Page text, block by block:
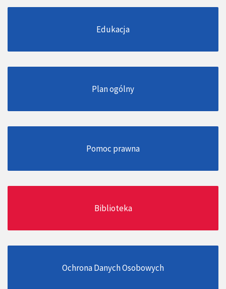
Edukacja
Plan ogólny
Pomoc prawna
Biblioteka
Ochrona Danych Osobowych